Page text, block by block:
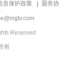
息保护政策 服务
Reserved
有